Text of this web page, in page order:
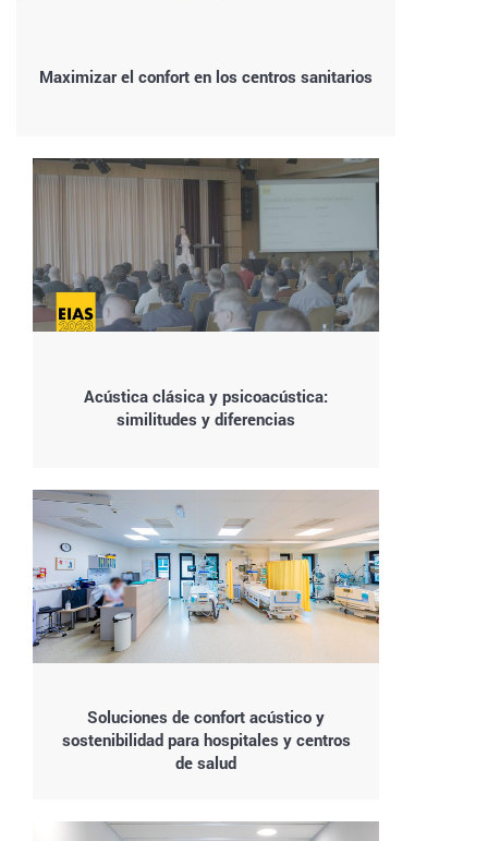
Maximizar el confort en los centros sanitarios
Acústica clásica y psicoacústica:
similitudes y diferencias
Soluciones de confort acústico y
sostenibilidad para hospitales y centros
de salud